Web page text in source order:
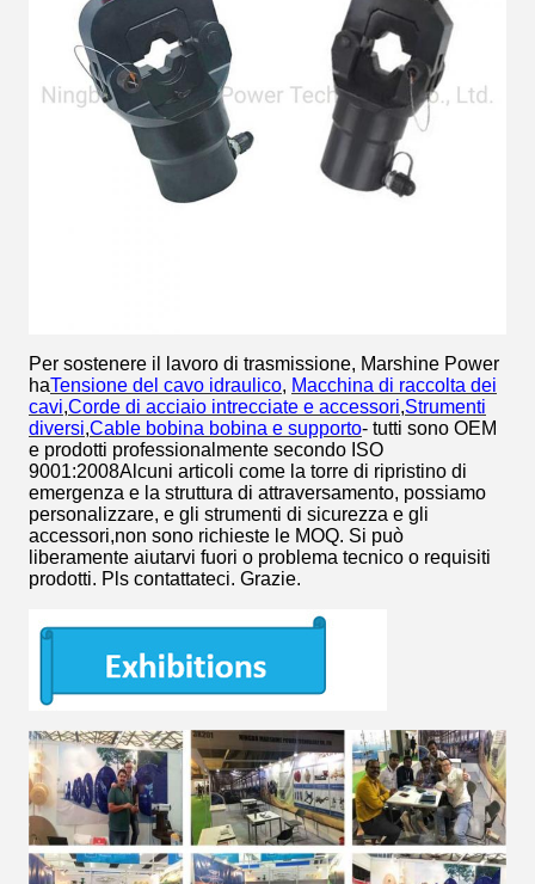
Per sostenere il lavoro di trasmissione, Marshine Power
haTensione del cavo idraulico, Macchina di raccolta dei
cavi,Corde di acciaio intrecciate e accessori,Strumenti
diversi,Cable bobina bobina e supporto- tutti sono OEM
e prodotti professionalmente secondo ISO
9001:2008Alcuni articoli come la torre di ripristino di
emergenza e la struttura di attraversamento, possiamo
personalizzare, e gli strumenti di sicurezza e gli
accessori,non sono richieste le MOQ. Si può
liberamente aiutarvi fuori o problema tecnico o requisiti
prodotti. Pls contattateci. Grazie.